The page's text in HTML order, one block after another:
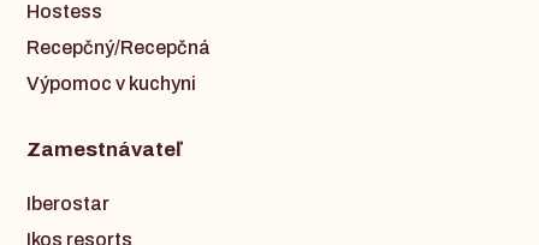
Hostess
Recepčný/Recepčná
Výpomoc v kuchyni
Zamestnávateľ
Iberostar
Ikos resorts